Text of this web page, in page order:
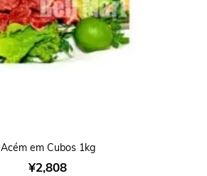
Acém em Cubos 1kg
¥2,808